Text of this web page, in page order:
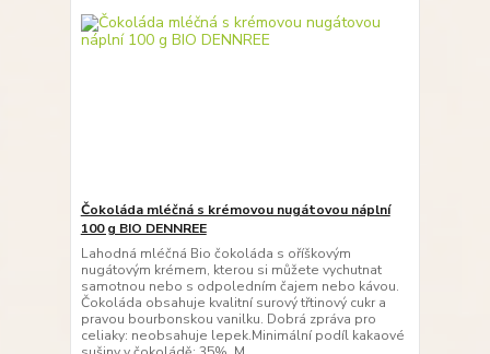
Čokoláda mléčná s krémovou nugátovou náplní
100 g BIO DENNREE
Lahodná mléčná Bio čokoláda s oříškovým
nugátovým krémem, kterou si můžete vychutnat
samotnou nebo s odpoledním čajem nebo kávou.
Čokoláda obsahuje kvalitní surový třtinový cukr a
pravou bourbonskou vanilku. Dobrá zpráva pro
celiaky: neobsahuje lepek.Minimální podíl kakaové